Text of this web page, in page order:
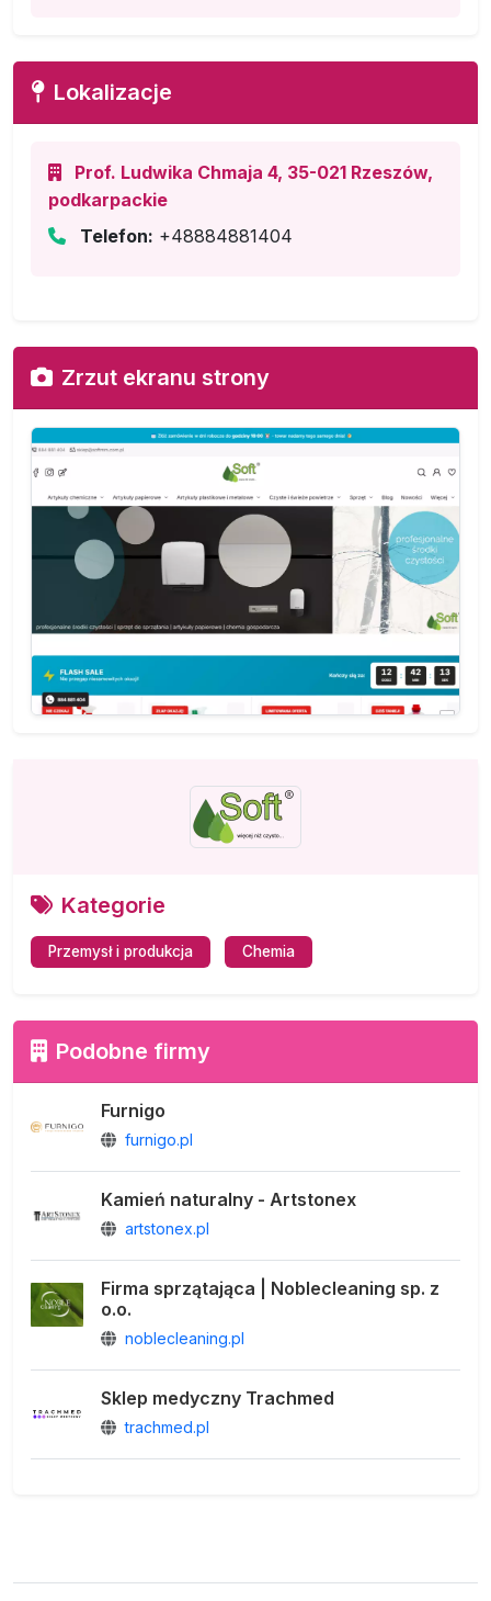
Lokalizacje
Prof. Ludwika Chmaja 4, 35-021 Rzeszów,
podkarpackie
Telefon: +48884881404
Zrzut ekranu strony
Kategorie
Przemysł i produkcja Chemia
Podobne firmy
Furnigo
furnigo.pl
Kamień naturalny - Artstonex
artstonex.pl
Firma sprzątająca | Noblecleaning sp. z
o.o.
noblecleaning.pl
Sklep medyczny Trachmed
trachmed.pl